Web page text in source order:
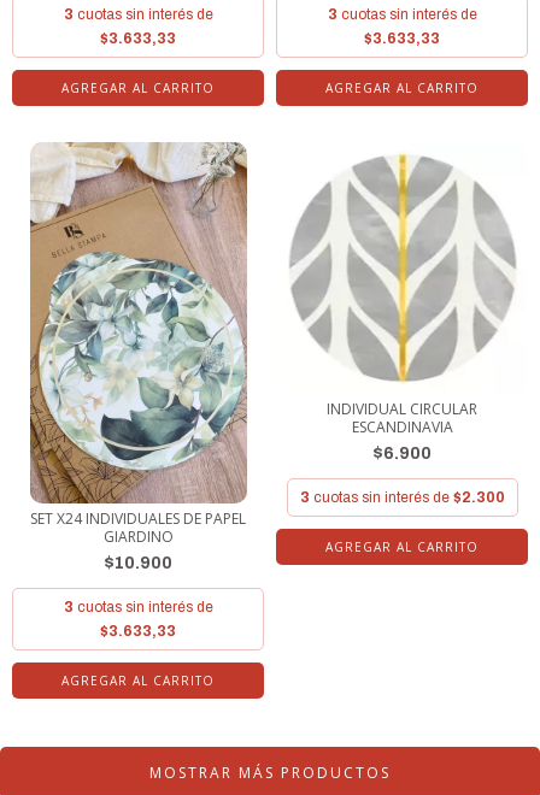
3 cuotas sin interés de
$3.633,33
3 cuotas sin interés de
$3.633,33
SET X24 INDIVIDUALES DE PAPEL
GIARDINO
$10.900
3 cuotas sin interés de
$3.633,33
INDIVIDUAL CIRCULAR
ESCANDINAVIA
$6.900
3 cuotas sin interés de $2.300
MOSTRAR MÁS PRODUCTOS